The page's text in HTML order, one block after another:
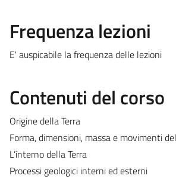
Frequenza lezioni
E' auspicabile la frequenza delle lezioni
Contenuti del corso
Origine della Terra
Forma, dimensioni, massa e movimenti
L’interno della Terra
Processi geologici interni ed esterni